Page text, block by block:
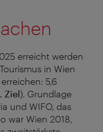
erreicht werden
in Wien
5,6
Ziel). Grundlage
und WIFO, das
war Wien 2018,